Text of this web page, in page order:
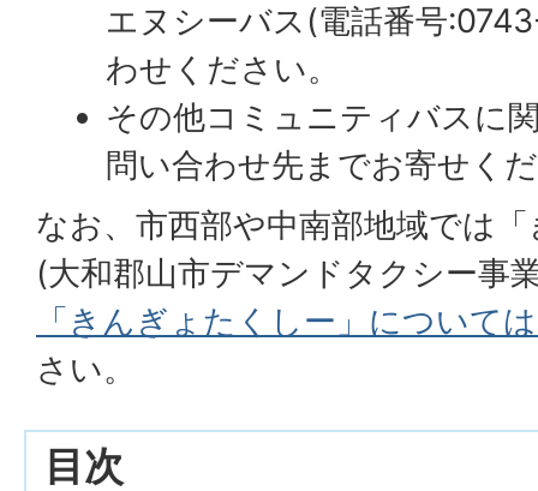
エヌシーバス(電話番号
わせください。
その他コミュニティバスに
問い合わせ先までお寄せく
なお、市西部や中南部地域では
(大和郡山市デマンドタクシー事
「きんぎょたくしー」について
さい。
目次